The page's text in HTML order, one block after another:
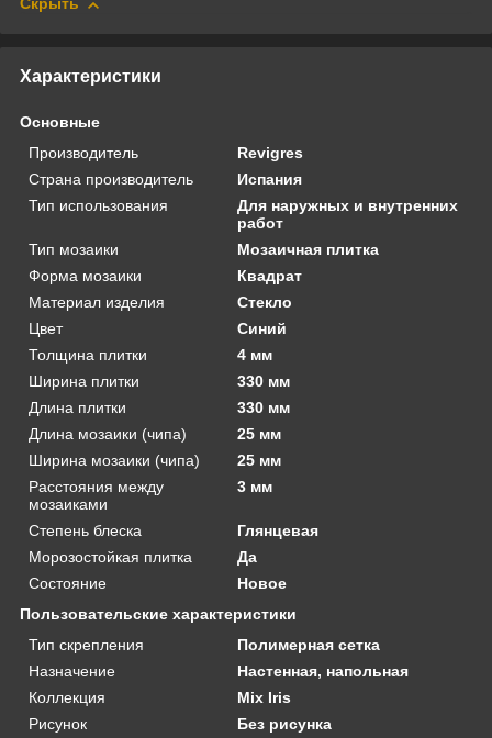
Скрыть
Характеристики
Основные
Производитель
Revigres
Страна производитель
Испания
Тип использования
Для наружных и внутренних
работ
Тип мозаики
Мозаичная плитка
Форма мозаики
Квадрат
Материал изделия
Стекло
Цвет
Синий
Толщина плитки
4 мм
Ширина плитки
330 мм
Длина плитки
330 мм
Длина мозаики (чипа)
25 мм
Ширина мозаики (чипа)
25 мм
Расстояния между
мозаиками
3 мм
Степень блеска
Глянцевая
Морозостойкая плитка
Да
Состояние
Новое
Пользовательские характеристики
Тип скрепления
Полимерная сетка
Назначение
Настенная, напольная
Коллекция
Mix Iris
Рисунок
Без рисунка